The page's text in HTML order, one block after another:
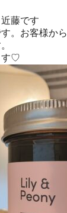
藤です
。お客様か
す♡